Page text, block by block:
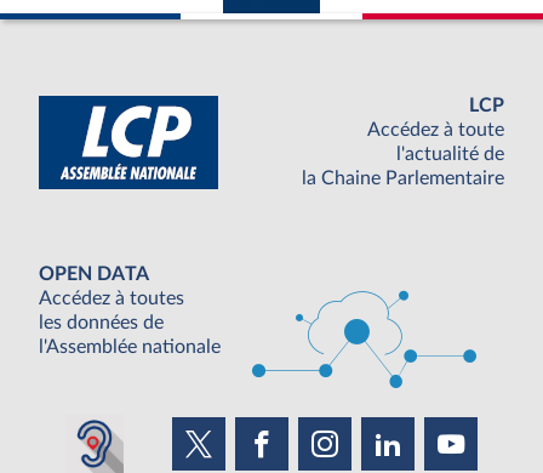
LCP
Accédez à toute
l'actualité de
la Chaine Parlementaire
OPEN DATA
Accédez à toutes
les données de
l'Assemblée nationale